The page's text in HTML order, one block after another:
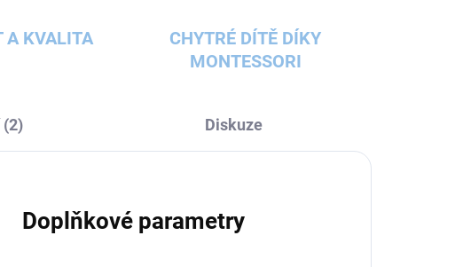
A KVALITA
CHYTRÉ DÍTĚ DÍKY
MONTESSORI
(2) Diskuze
Doplňkové parametry